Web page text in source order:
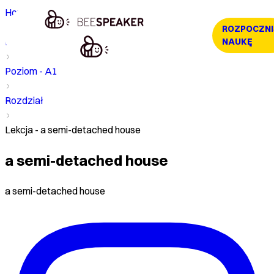
NAUKĘ
Home
Kurs
Poziom - A1
Rozdział
Lekcja - a semi-detached house
a semi-detached house
a semi-detached house